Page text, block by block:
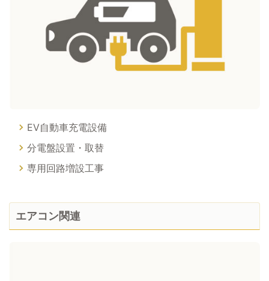
EV自動車充電設備
分電盤設置・取替
専用回路増設工事
エアコン関連